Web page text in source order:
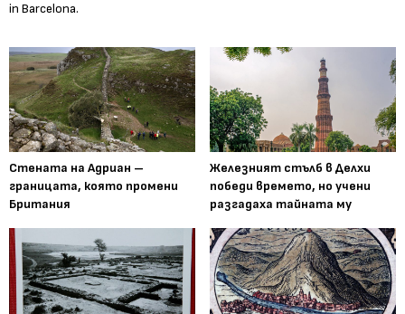
Стената на Адриан –
границата, която промени
Британия
Железният стълб в Делхи
победи времето, но учени
разгадаха тайната му